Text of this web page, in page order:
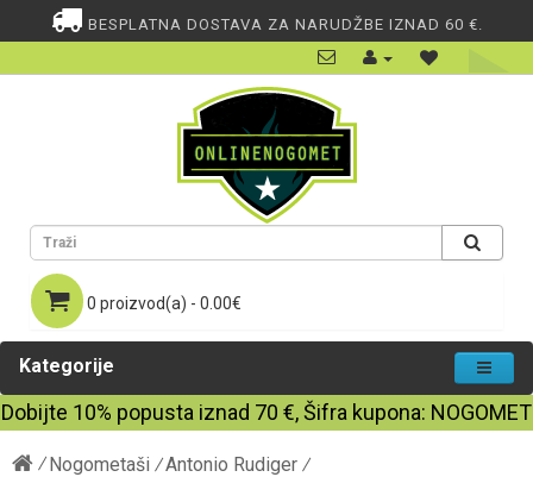
BESPLATNA DOSTAVA ZA NARUDŽBE IZNAD 60 €.
0 proizvod(a) - 0.00€
Kategorije
Dobijte 10% popusta iznad 70 €, Šifra kupona: NOGOMET
Nogometaši
Antonio Rudiger